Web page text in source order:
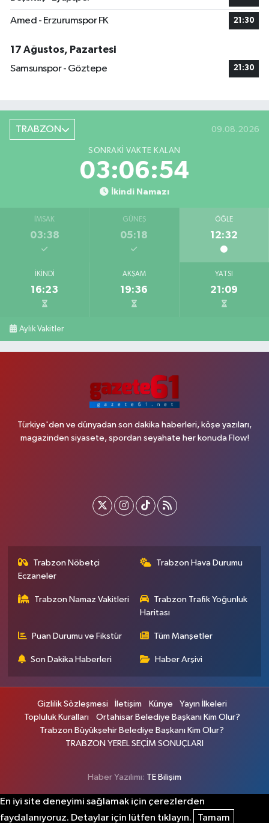
Amed - Erzurumspor FK 21:30
17 Ağustos, Pazartesi
Samsunspor - Göztepe
21:30
TRABZON 09.08.2026
SONRAKI VAKTE KALAN
03:06:53
İkindi Namazı
İMSAK
03:38
GÜNEŞ
05:18
ÖĞLE
12:32
İKINDI
16:23
AKŞAM
19:36
YATSI
21:09
Aylık Vakitler
Türkiye'den ve dünyadan son dakika haberleri, köşe yazıları,
magazinden siyasete, spordan seyahate her konuda Flow!
Trabzon Nöbetçi
Eczaneler
Trabzon Hava Durumu
Trabzon Namaz Vakitleri
Trabzon Trafik Yoğunluk
Haritası
Puan Durumu ve Fikstür Tüm Manşetler
Son Dakika Haberleri Haber Arşivi
Gizlilik Sözleşmesi İletişim Künye
Yayın İlkeleri
Topluluk Kuralları
Ortahisar Belediye Başkanı Kim Olur?
Trabzon Büyükşehir Belediye Başkanı Kim Olur?
TRABZON YEREL SEÇİM SONUÇLARI
Haber Yazılımı: TE Bilişim
En iyi site deneyimi sağlamak için çerezlerden
faydalanıyoruz. Detaylar için lütfen tıklayın.
Tamam